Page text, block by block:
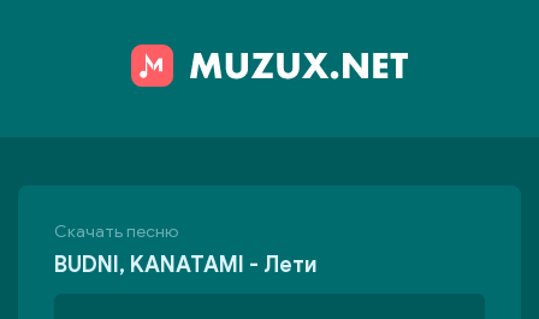
Скачать песню
BUDNI, KANATAMI - Лети